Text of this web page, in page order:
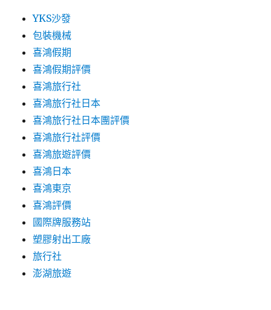
YKS沙發
包裝機械
喜鴻假期
喜鴻假期評價
喜鴻旅行社
喜鴻旅行社日本
喜鴻旅行社日本團評價
喜鴻旅行社評價
喜鴻旅遊評價
喜鴻日本
喜鴻東京
喜鴻評價
國際牌服務站
塑膠射出工廠
旅行社
澎湖旅遊